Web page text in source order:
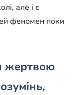
але і є
феномен поки
жертвою